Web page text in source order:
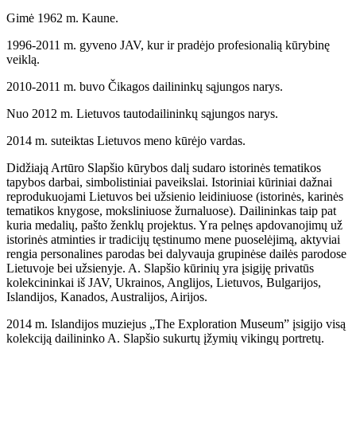
Gimė 1962 m. Kaune.
1996-2011 m. gyveno JAV, kur ir pradėjo profesionalią kūrybinę
veiklą.
2010-2011 m. buvo Čikagos dailininkų sąjungos narys.
Nuo 2012 m. Lietuvos tautodailininkų sąjungos narys.
2014 m. suteiktas Lietuvos meno kūrėjo vardas.
Didžiają Artūro Slapšio kūrybos dalį sudaro istorinės tematikos
tapybos darbai, simbolistiniai paveikslai. Istoriniai kūriniai dažnai
reprodukuojami Lietuvos bei užsienio leidiniuose (istorinės, karinės
tematikos knygose, moksliniuose žurnaluose). Dailininkas taip pat
kuria medalių, pašto ženklų projektus. Yra pelnęs apdovanojimų už
istorinės atminties ir tradicijų tęstinumo mene puoselėjimą, aktyviai
rengia personalines parodas bei dalyvauja grupinėse dailės parodose
Lietuvoje bei užsienyje. A. Slapšio kūrinių yra įsigiję privatūs
kolekcininkai iš JAV, Ukrainos, Anglijos, Lietuvos, Bulgarijos,
Islandijos, Kanados, Australijos, Airijos.
2014 m. Islandijos muziejus „The Exploration Museum” įsigijo visą
kolekciją dailininko A. Slapšio sukurtų įžymių vikingų portretų.